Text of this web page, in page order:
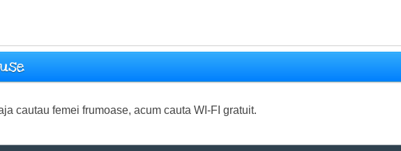
cautau femei frumoase, acum cauta WI-FI gratuit.